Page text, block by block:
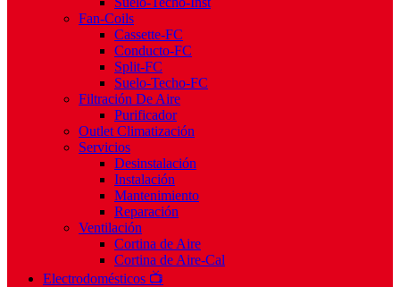
Fan-Coils
Cassette-FC
Conducto-FC
Split-FC
Suelo-Techo-FC
Filtración De Aire
Purificador
Outlet Climatización
Servicios
Desinstalación
Instalación
Mantenimiento
Reparación
Ventilación
Cortina de Aire
Cortina de Aire-Cal
Electrodomésticos 📺